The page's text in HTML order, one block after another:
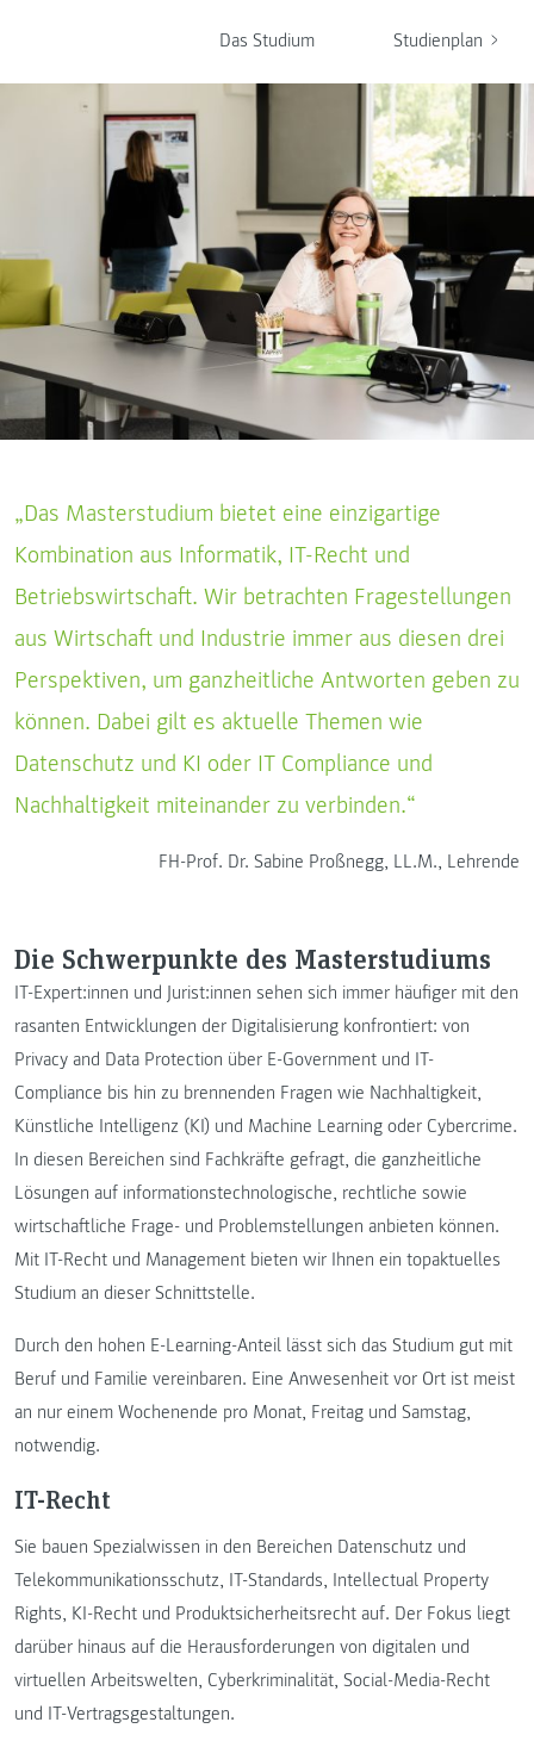
Das Studium Studienplan
„Das Masterstudium bietet eine einzigartige
Kombination aus Informatik, IT-Recht und
Betriebswirtschaft. Wir betrachten Fragestellungen
aus Wirtschaft und Industrie immer aus diesen drei
Perspektiven, um ganzheitliche Antworten geben zu
können. Dabei gilt es aktuelle Themen wie
Datenschutz und KI oder IT Compliance und
Nachhaltigkeit miteinander zu verbinden.“
FH-Prof. Dr. Sabine Proßnegg, LL.M., Lehrende
Die Schwerpunkte des Masterstudiums
IT-Expert:innen und Jurist:innen sehen sich immer häufiger mit den
rasanten Entwicklungen der Digitalisierung konfrontiert: von
Privacy and Data Protection über E-Government und IT-
Compliance bis hin zu brennenden Fragen wie Nachhaltigkeit,
Künstliche Intelligenz (KI) und Machine Learning oder Cybercrime.
In diesen Bereichen sind Fachkräfte gefragt, die ganzheitliche
Lösungen auf informationstechnologische, rechtliche sowie
wirtschaftliche Frage- und Problemstellungen anbieten können.
Mit IT-Recht und Management bieten wir Ihnen ein topaktuelles
Studium an dieser Schnittstelle.
Durch den hohen E-Learning-Anteil lässt sich das Studium gut mit
Beruf und Familie vereinbaren. Eine Anwesenheit vor Ort ist meist
an nur einem Wochenende pro Monat, Freitag und Samstag,
notwendig.
IT-Recht
Sie bauen Spezialwissen in den Bereichen Datenschutz und
Telekommunikationsschutz, IT-Standards, Intellectual Property
Rights, KI-Recht und Produktsicherheitsrecht auf. Der Fokus liegt
darüber hinaus auf die Herausforderungen von digitalen und
virtuellen Arbeitswelten, Cyberkriminalität, Social-Media-Recht
und IT-Vertragsgestaltungen.